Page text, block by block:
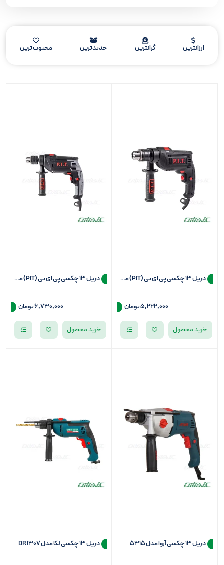
ارزانترین گرانترین جدیدترین محبوب ترین
دریل 13 چکشی پی ای تی (PIT) مدل PSB13-C6
5,222,000تومان
خرید محصول
دریل 13 چکشی پی ای تی (PIT) مدل PSB13-C7
6,730,000تومان
خرید محصول
دریل 13 چکشی آروا مدل 5315 دریل 13 چکشی لکا مدل DR1307